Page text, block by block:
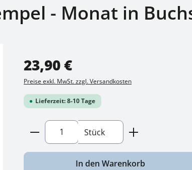
- Monat in
Regulärer Preis:
23,90 €
Preise exkl. MwSt. zzgl. Versandkosten
Lieferzeit: 8-10 Tage
Produkt Anzahl: Gib den
Stück
In den Warenkorb